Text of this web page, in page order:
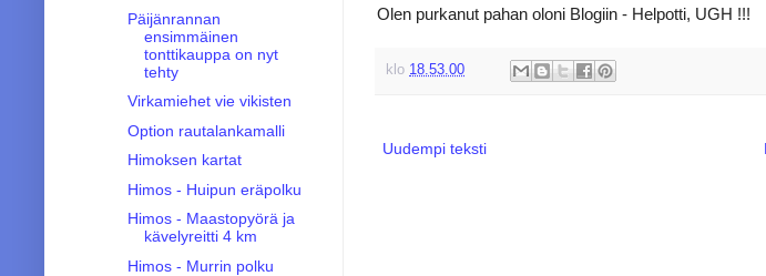
Olen purkanut pahan oloni Blogiin - Helpotti, UGH !!!
klo 18.53.00
Uudempi teksti
Päijänrannan
ensimmäinen
tonttikauppa on nyt
tehty
Virkamiehet vie vikisten
Option rautalankamalli
Himoksen kartat
Himos - Huipun eräpolku
Himos - Maastopyörä ja
kävelyreitti 4 km
Himos - Murrin polku